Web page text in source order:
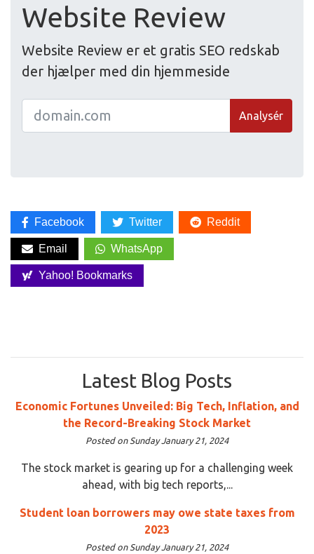
Website Review
Website Review er et gratis SEO redskab
der hjælper med din hjemmeside
Analysér
Facebook Twitter Reddit
Email WhatsApp
Yahoo! Bookmarks
Latest Blog Posts
Economic Fortunes Unveiled: Big Tech, Inflation, and
the Record-Breaking Stock Market
Posted on Sunday January 21, 2024
The stock market is gearing up for a challenging week
ahead, with big tech reports,...
Student loan borrowers may owe state taxes from
2023
Posted on Sunday January 21, 2024